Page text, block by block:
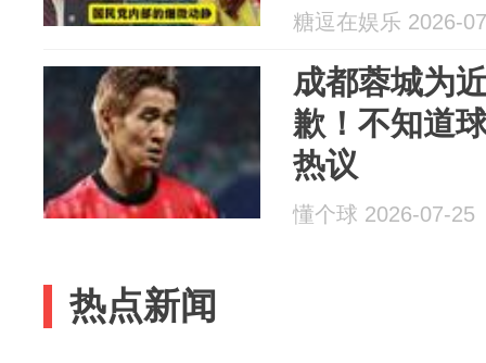
糖逗在娱乐 2026-
成都蓉城为
歉！不知道
热议
懂个球 2026-07-25
热点新闻